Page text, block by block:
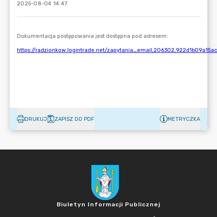
2025-08-04 14:47
DRUKUJ ZAPISZ DO PDF METRYCZKA
Biuletyn Informacji Publicznej